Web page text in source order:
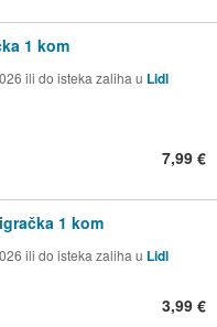
1 kom
ili do isteka zaliha u Lidl
7,99 €
1 kom
ili do isteka zaliha u Lidl
3,99 €